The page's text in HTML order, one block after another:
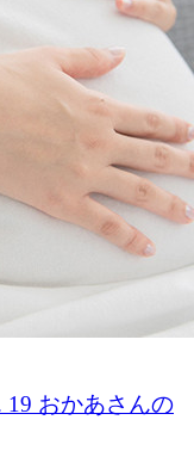
おかあさんの